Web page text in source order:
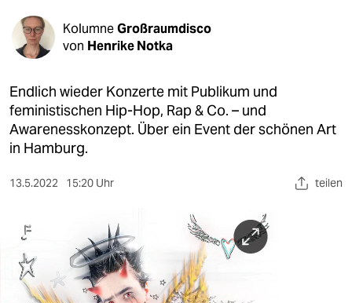
öko
gesellschaft
kultur
sport
berlin
nord
wahrheit
verlag
verlag
KolumneGroßraumdisco
von Henrike Notka
Endlich wieder Konzerte mit Publikum und
feministischen Hip-Hop, Rap & Co. – und
Awarenesskonzept. Über ein Event der schönen Art
in Hamburg.
13.5.2022 15:20 Uhr teilen